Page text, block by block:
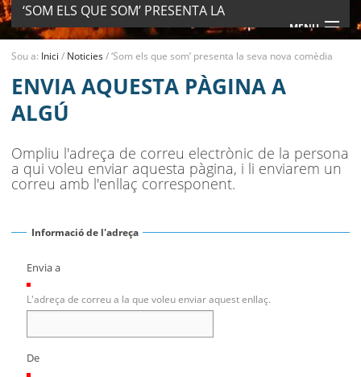
‘SOM ELS QUE SOM’ PRESENTA LA
SEVA NOVA COMÈDIA
MENU
AJUNTAMENT
MUNICIPI
SEU ELECTRÒNICA
BELL-LLOC SOLUCIONA
Sou a: Inici / Noticies/‘Som els que som’ presenta la seva nova comèdia
ENVIA AQUESTA PÀGINA A
ALGÚ
Ompliu l'adreça de correu electrònic de la persona
a qui voleu enviar aquesta pàgina, i li enviarem un
correu amb l'enllaç corresponent.
Informació de l'adreça
Envia a
L'adreça de correu a la que voleu enviar aquest enllaç.
De